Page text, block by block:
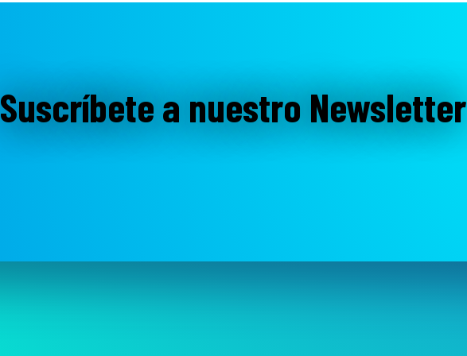
Suscríbete a nuestro Newsletter